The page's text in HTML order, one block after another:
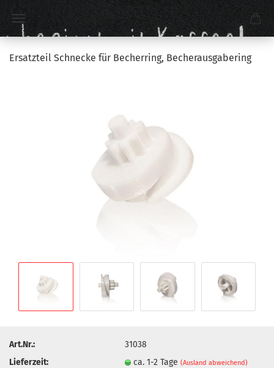
Ersatzteil Schnecke für Becherring, Becherausgabering
Art.Nr.:
31038
Lieferzeit:
ca. 1-2 Tage(Ausland abweichend)